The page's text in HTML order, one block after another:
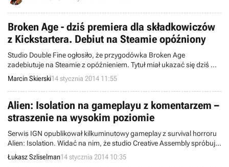
Broken Age - dziś premiera dla składkowiczów
z Kickstartera. Debiut na Steamie opóźniony
Studio Double Fine ogłosiło, że przygodówka Broken Age
zadebiutuje na Steamie z opóźnieniem. Tytuł miał ukazać się dziś w
ramach programu "Gry z wczesnym dostępem", ale ostatecznie
pojawi się w sprzedaży nieco później, jako pełnoprawny produkt
sprzedawany w formie przepustki Season Pass uprawniającej do
nabycia dwóch aktów. Dziś pierwszy z nich zostanie udostępniony
składkowiczom z Kickstartera.
Marcin Skierski14 stycznia 2014 11:55
Alien: Isolation na gameplayu z komentarzem –
straszenie na wysokim poziomie
Serwis IGN opublikował kilkuminutowy gameplay z survival horroru
Alien: Isolation. Widać na nim, że studio Creative Assembly spróbuje
postraszyć graczy wykorzystując oświetlenie i dźwięk oraz budując
poczucie osaczenia i osamotnienia.
Łukasz Szliselman14 stycznia 2014 10:35